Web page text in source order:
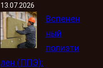
13.07.2026
Вспенен
ный
полиэти
лен (ППЭ):